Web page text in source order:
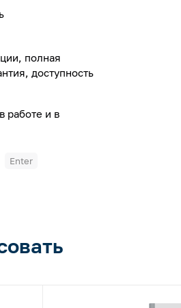
полная
доступность
работе и в
Enter